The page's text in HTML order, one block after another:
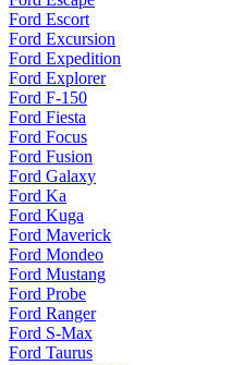
Ford Escort
Ford Excursion
Ford Expedition
Ford Explorer
Ford F-150
Ford Fiesta
Ford Focus
Ford Fusion
Ford Galaxy
Ford Ka
Ford Kuga
Ford Maverick
Ford Mondeo
Ford Mustang
Ford Probe
Ford Ranger
Ford S-Max
Ford Taurus